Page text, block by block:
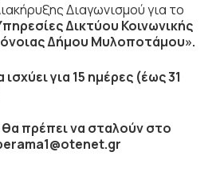
Διαγωνισμού για το
Δικτύου Κοινωνικής
Δήμου Μυλοποτάμου».
για 15 ημέρες (έως 31
πρέπει να σταλούν στο